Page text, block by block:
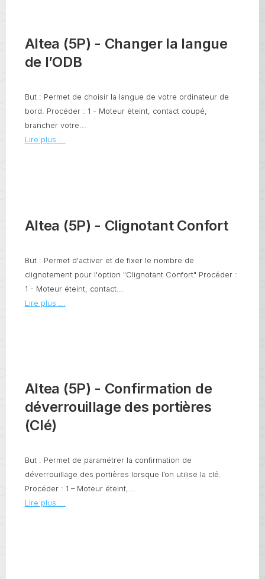
Altea (5P) - Changer la langue
de l’ODB
But : Permet de choisir la langue de votre ordinateur de
bord. Procéder : 1 - Moteur éteint, contact coupé,
brancher votre...
Lire plus ...
Altea (5P) - Clignotant Confort
But : Permet d'activer et de fixer le nombre de
clignotement pour l'option "Clignotant Confort" Procéder :
1 - Moteur éteint, contact...
Lire plus ...
Altea (5P) - Confirmation de
déverrouillage des portières
(Clé)
But : Permet de paramétrer la confirmation de
déverrouillage des portières lorsque l’on utilise la clé.
Procéder : 1 – Moteur éteint,...
Lire plus ...